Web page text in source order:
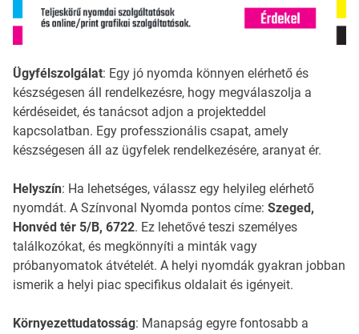
Ügyfélszolgálat: Egy jó nyomda könnyen elérhető és
készségesen áll rendelkezésre, hogy megválaszolja a
kérdéseidet, és tanácsot adjon a projekteddel
kapcsolatban. Egy professzionális csapat, amely
készségesen áll az ügyfelek rendelkezésére, aranyat ér.
Helyszín: Ha lehetséges, válassz egy helyileg elérhető
nyomdát. A Színvonal Nyomda pontos címe: Szeged,
Honvéd tér 5/B, 6722. Ez lehetővé teszi személyes
találkozókat, és megkönnyíti a minták vagy
próbanyomatok átvételét. A helyi nyomdák gyakran jobban
ismerik a helyi piac specifikus oldalait és igényeit.
Környezettudatosság: Manapság egyre fontosabb a